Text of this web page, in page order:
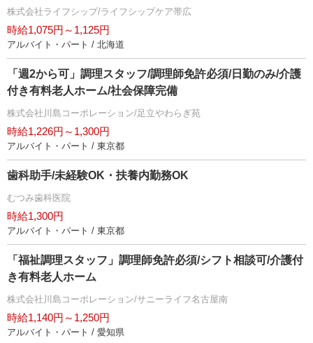
株式会社ライフシップ/ライフシップケア帯広
時給1,075円～1,125円
アルバイト・パート / 北海道
「週2から可」調理スタッフ/調理師免許必須/日勤のみ/介護
付き有料老人ホーム/社会保障完備
株式会社川島コーポレーション/足立やわらぎ苑
時給1,226円～1,300円
アルバイト・パート / 東京都
歯科助手/未経験OK・扶養内勤務OK
むつみ歯科医院
時給1,300円
アルバイト・パート / 東京都
「福祉調理スタッフ」調理師免許必須/シフト相談可/介護付
き有料老人ホーム
株式会社川島コーポレーション/サニーライフ名古屋南
時給1,140円～1,250円
アルバイト・パート / 愛知県